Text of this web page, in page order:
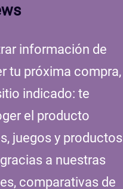
información de
tu próxima compra,
indicado: te
el producto
juegos y productos
a nuestras
comparativas de